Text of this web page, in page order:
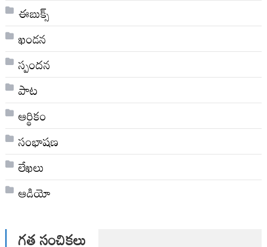
ఈబుక్స్
ఖండన
స్పందన
పాట
ఆర్థికం
సంభాషణ
లేఖలు
ఆడియో
గత సంచికలు